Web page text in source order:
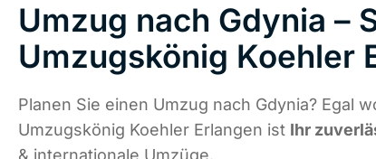
Umzug nach Gdynia –
Umzugskönig Koehler
Planen Sie einen Umzug nach Gdynia? Egal
Umzugskönig Koehler Erlangen ist Ihr
& internationale Umzüge.